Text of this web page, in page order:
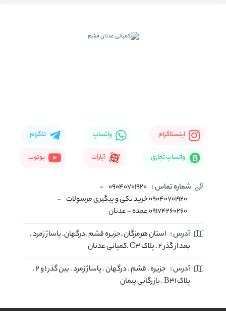
اینستاگرام واتساپ تلگرام
واتساپ تجاری آپارات یوتوب
شماره تماس : 09040701920
-
09040701920 خرید تکی و پیگیری مرسولات
-
09174260260 عمده - عدنان
آدرس : استان هرمزگان .جزیره قشم .درگهان. پاساژ زمرد .
بعد از گذر 2 . پلاک C3 .کمپانی عدنان
آدرس :
جزیره . قشم . درگهان . پاساژ زمرد . بین گذر 1 و 2 .
پلاک B31 . بازرگانی پیمان